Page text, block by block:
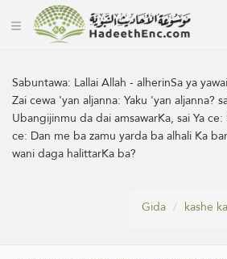
Sabuntawa: Lallai Allah - alherinSa ya
Zai cewa 'yan aljanna: Yaku 'yan aljanna?
Ubangijinmu da dai amsawarKa, sai Ya
ce: Dan me ba zamu yarda ba alhali Ka
wani daga halittarKa ba?
Gida kashe